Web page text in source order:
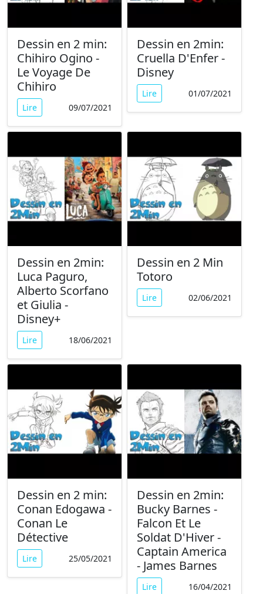
Dessin en 2 min:
Chihiro Ogino -
Le Voyage De
Chihiro
Lire 09/07/2021
Dessin en 2min:
Cruella D'Enfer -
Disney
Lire 01/07/2021
Dessin en 2min:
Luca Paguro,
Alberto Scorfano
et Giulia -
Disney+
Lire 18/06/2021
Dessin en 2 Min
Totoro
Lire 02/06/2021
Dessin en 2 min:
Conan Edogawa -
Conan Le
Détective
Lire 25/05/2021
Dessin en 2min:
Bucky Barnes -
Falcon Et Le
Soldat D'Hiver -
Captain America
- James Barnes
Lire 16/04/2021